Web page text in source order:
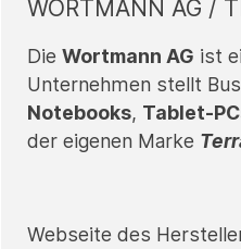
WORTMANN AG /
Die Wortmann AG ist
Unternehmen stellt
Notebooks, Tablet-
der eigenen Marke
Webseite des